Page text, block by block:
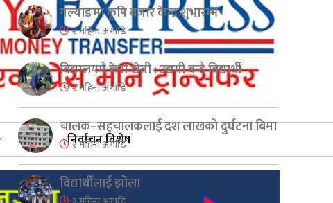
निर्वाचन बिशेष
गल्याङमा कृषि बजार केन्द्र शुभारम्भ
२ महिना अगाडि
विद्यालयमै केरा खेती : उद्यमी बन्दै विद्यार्थी
२ महिना अगाडि
चालक–सहचालकलाई दश लाखको दुर्घटना बिमा
२ महिना अगाडि
विद्यार्थीलाई झोला